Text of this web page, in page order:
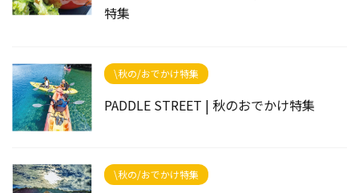
特集
\秋の/おでかけ特集
PADDLE STREET | 秋のおでかけ特集
\秋の/おでかけ特集